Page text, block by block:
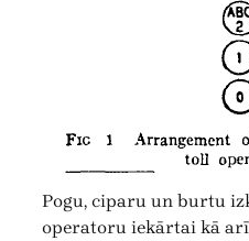
Pogu, ciparu un burtu
operatoru iekārtai kā